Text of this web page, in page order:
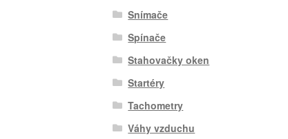
Snímače
Spínače
Stahovačky oken
Startéry
Tachometry
Váhy vzduchu